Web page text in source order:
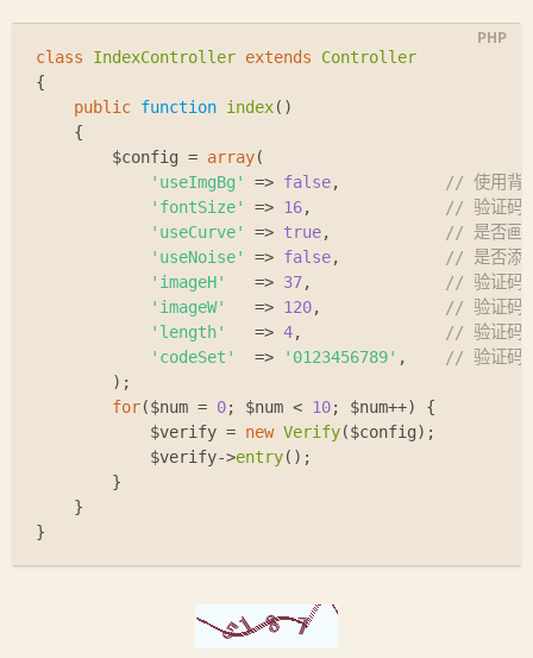
class IndexController extends
Controller
{
public function index( )
{
$config = array(
'useImgBg'
=> false,
// 使用背
'fontSize'
=> 16,
// 验证码
'useCurve'
=> true,
// 是否画
'useNoise'
=> false,
// 是否添
'imageH'
   =>
37,
// 验证码
'imageW'
   =>
120,
// 验证码
'length'
   =>
4,
// 验证码
'codeSet'
  =>
'0123456789' ,
// 验证码
        );
for($num = 0; $num < 10; $num++) {
$verify = new Verify($config);
$verify->entry();
        }
    }
}